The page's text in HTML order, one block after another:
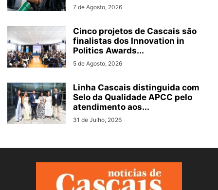
7 de Agosto, 2026
Cinco projetos de Cascais são
finalistas dos Innovation in
Politics Awards...
5 de Agosto, 2026
Linha Cascais distinguida com
Selo da Qualidade APCC pelo
atendimento aos...
31 de Julho, 2026